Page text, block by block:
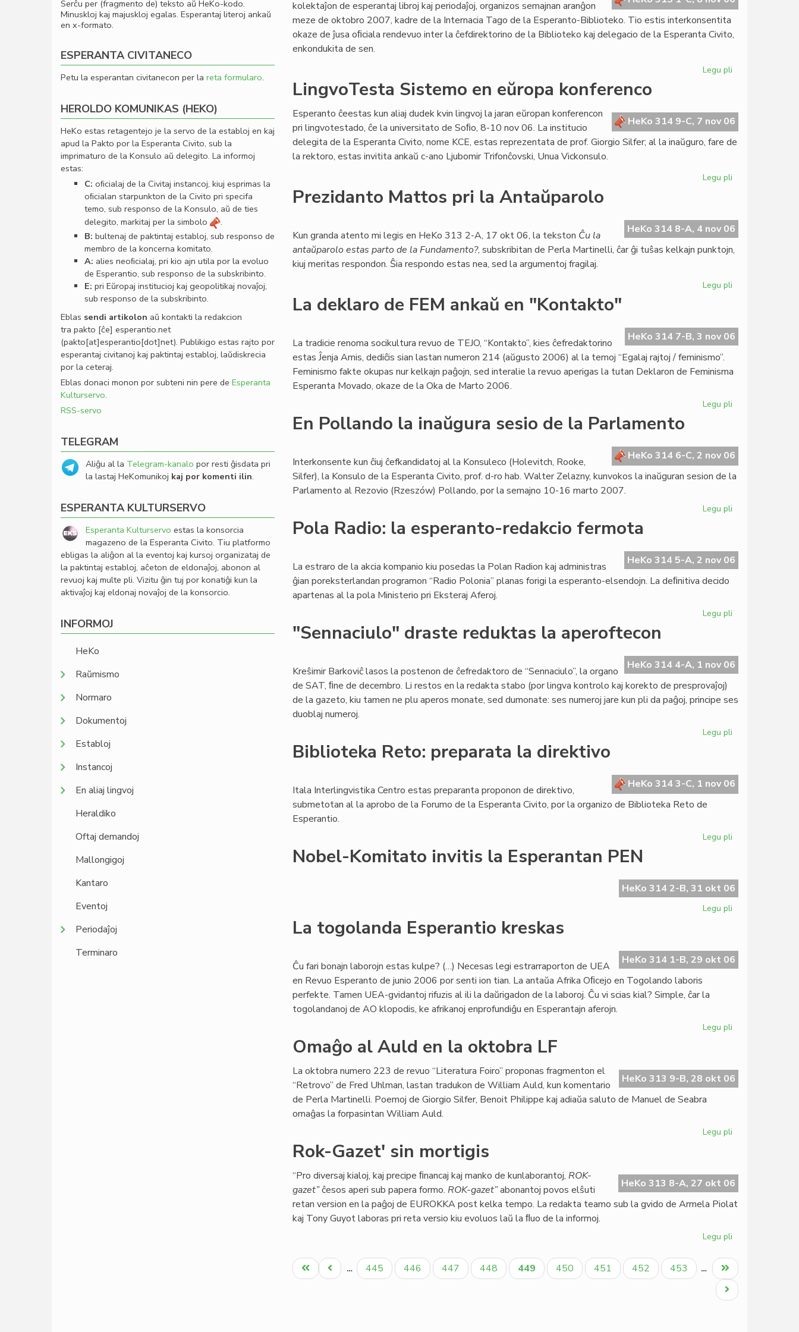
kolektaĵon de esperantaj libroj kaj periodaĵoj, organizos semajnan aranĝon
meze de oktobro 2007, kadre de la Internacia Tago de la Esperanto-Biblioteko. Tio estis interkonsentita
okaze de ĵusa oﬁciala rendevuo inter la ĉefdirektorino de la Biblioteko kaj delegacio de la Esperanta Civito,
enkondukita de sen.
Legu pli
2007
en
Budapeŝto
LingvoTesta Sistemo en eŭropa konferenco
HeKo 314 9-C, 7 nov 06
Esperanto ĉeestas kun aliaj dudek kvin lingvoj la jaran eŭropan konferencon
pri lingvotestado, ĉe la universitato de Soﬁo, 8-10 nov 06. La institucio
delegita de la Esperanta Civito, nome KCE, estas reprezentata de prof. Giorgio Silfer; al la inaŭguro, fare de
la rektoro, estas invitita ankaŭ c-ano Ljubomir Trifonĉovski, Unua Vickonsulo.
Legu pli
eŭropa
konferenco
Prezidanto Mattos pri la Antaŭparolo
HeKo 314 8-A, 4 nov 06
Kun granda atento mi legis en HeKo 313 2-A, 17 okt 06, la tekston Ĉu la
antaŭparolo estas parto de la Fundamento?, subskribitan de Perla Martinelli, ĉar ĝi tuŝas kelkajn punktojn,
kiuj meritas respondon. Ŝia respondo estas nea, sed la argumentoj fragilaj.
Legu pli
la
Antaŭparolo
La deklaro de FEM ankaŭ en "Kontakto"
HeKo 314 7-B, 3 nov 06
La tradicie renoma socikultura revuo de TEJO, “Kontakto”, kies ĉefredaktorino
estas Ĵenja Amis, dediĉis sian lastan numeron 214 (aŭgusto 2006) al la temoj “Egalaj rajtoj / feminismo”.
Feminismo fakte okupas nur kelkajn paĝojn, sed interalie la revuo aperigas la tutan Deklaron de Feminisma
Esperanta Movado, okaze de la Oka de Marto 2006.
Legu pli
FEM
ankaŭ
en
En Pollando la inaŭgura sesio de la Parlamento
HeKo 314 6-C, 2 nov 06
Interkonsente kun ĉiuj ĉefkandidatoj al la Konsuleco (Holevitch, Rooke,
Silfer), la Konsulo de la Esperanta Civito, prof. d-ro hab. Walter Zelazny, kunvokos la inaŭguran sesion de la
Parlamento al Rezovio (Rzeszów) Pollando, por la semajno 10-16 marto 2007.
Legu pli
inaŭgura
sesio
Pola Radio: la esperanto-redakcio fermota
HeKo 314 5-A, 2 nov 06
La estraro de la akcia kompanio kiu posedas la Polan Radion kaj administras
ĝian poreksterlandan programon “Radio Polonia” planas forigi la esperanto-elsendojn. La deﬁnitiva decido
apartenas al la pola Ministerio pri Eksteraj Aferoj.
Legu pli
esperanto-
redakcio
"Sennaciulo" draste reduktas la aperoftecon
HeKo 314 4-A, 1 nov 06
Kreŝimir Barkoviĉ lasos la postenon de ĉefredaktoro de “Sennaciulo”, la organo
de SAT, ﬁne de decembro. Li restos en la redakta stabo (por lingva kontrolo kaj korekto de presprovaĵoj)
de la gazeto, kiu tamen ne plu aperos monate, sed dumonate: ses numeroj jare kun pli da paĝoj, principe ses
duoblaj numeroj.
Legu pli
la
aperoftecon
Biblioteka Reto: preparata la direktivo
HeKo 314 3-C, 1 nov 06
Itala Interlingvistika Centro estas preparanta proponon de direktivo,
submetotan al la aprobo de la Forumo de la Esperanta Civito, por la organizo de Biblioteka Reto de
Esperantio.
Legu pli
la
direktivo
Nobel-Komitato invitis la Esperantan PEN
HeKo 314 2-B, 31 okt 06
Legu pli
la
Esperantan
La togolanda Esperantio kreskas
HeKo 314 1-B, 29 okt 06
Ĉu fari bonajn laborojn estas kulpe? (…) Necesas legi estrarraporton de UEA
en Revuo Esperanto de junio 2006 por senti ion tian. La antaŭa Afrika Oﬁcejo en Togolando laboris
perfekte. Tamen UEA-gvidantoj rifuzis al ili la daŭrigadon de la laboroj. Ĉu vi scias kial? Simple, ĉar la
togolandanoj de AO klopodis, ke afrikanoj enprofundiĝu en Esperantajn aferojn.
Legu pli
kreskas
Omaĝo al Auld en la oktobra LF
HeKo 313 9-B, 28 okt 06
La oktobra numero 223 de revuo “Literatura Foiro” proponas fragmenton el
“Retrovo” de Fred Uhlman, lastan tradukon de William Auld, kun komentario
de Perla Martinelli. Poemoj de Giorgio Silfer, Benoit Philippe kaj adiaŭa saluto de Manuel de Seabra
omaĝas la forpasintan William Auld.
Legu pli
en
la
oktobra
Rok-Gazet' sin mortigis
HeKo 313 8-A, 27 okt 06
“Pro diversaj kialoj, kaj precipe ﬁnancaj kaj manko de kunlaborantoj, ROK-
gazet”ĉesos aperi sub papera formo. ROK-gazet”abonantoj povos elŝuti
retan version en la paĝoj de EUROKKA post kelka tempo. La redakta teamo sub la gvido de Armela Piolat
kaj Tony Guyot laboras pri reta versio kiu evoluos laŭ la ﬂuo de la informoj.
Legu pli
Gazet'
sin
mortigis
Pagination
Unua
paĝo
Antaŭa
paĝo
… Paĝo
445 Paĝo
446 Paĝo
447 Paĝo
448
Aktuala
paĝo
449 Paĝo
450 Paĝo
451 Paĝo
452 Paĝo
453 …
Last
page
Next
page
Serĉu per (fragmento de) teksto aŭ HeKo-kodo.
Minuskloj kaj majuskloj egalas. Esperantaj literoj ankaŭ
en x-formato.
ESPERANTA CIVITANECO
Petu la esperantan civitanecon per la reta formularo.
HEROLDO KOMUNIKAS (HEKO)
HeKo estas retagentejo je la servo de la establoj en kaj
apud la Pakto por la Esperanta Civito, sub la
imprimaturo de la Konsulo aŭ delegito. La informoj
estas:
C: oﬁcialaj de la Civitaj instancoj, kiuj esprimas la
oﬁcialan starpunkton de la Civito pri specifa
temo, sub responso de la Konsulo, aŭ de ties
delegito, markitaj per la simbolo
.
B: bultenaj de paktintaj establoj, sub responso de
membro de la koncerna komitato.
A: alies neoﬁcialaj, pri kio ajn utila por la evoluo
de Esperantio, sub responso de la subskribinto.
E: pri Eŭropaj institucioj kaj geopolitikaj novaĵoj,
sub responso de la subskribinto.
Eblas sendi artikolon aŭ kontakti la redakcion
tra pakto [ĉe] esperantio.net
(pakto[at]esperantio[dot]net). Publikigo estas rajto por
esperantaj civitanoj kaj paktintaj establoj, laŭdiskrecia
por la ceteraj.
Eblas donaci monon por subteni nin pere de Esperanta
Kulturservo.
RSS-servo
TELEGRAM
Aliĝu al la Telegram-kanalo por resti ĝisdata pri
la lastaj HeKomunikoj kaj por komenti ilin.
ESPERANTA KULTURSERVO
Esperanta Kulturservo estas la konsorcia
magazeno de la Esperanta Civito. Tiu platformo
ebligas la aliĝon al la eventoj kaj kursoj organizataj de
la paktintaj establoj, aĉeton de eldonaĵoj, abonon al
revuoj kaj multe pli. Vizitu ĝin tuj por konatiĝi kun la
aktivaĵoj kaj eldonaj novaĵoj de la konsorcio.
INFORMOJ
HeKo
Raŭmismo
Normaro
Dokumentoj
Establoj
Instancoj
En aliaj lingvoj
Heraldiko
Oftaj demandoj
Mallongigoj
Kantaro
Eventoj
Periodaĵoj
Terminaro